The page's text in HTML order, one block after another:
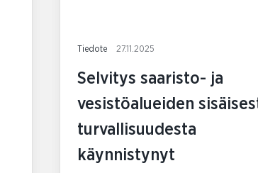
Tiedote 27.11.2025
Selvitys saaristo- ja
vesistöalueiden
turvallisuudesta
käynnistynyt